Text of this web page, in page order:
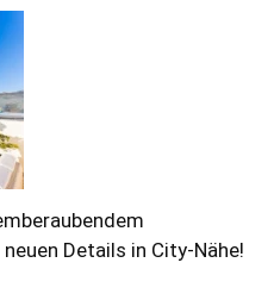
Details in City-Nähe!